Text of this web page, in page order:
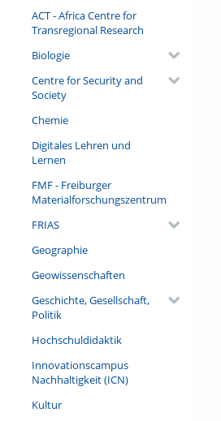
ACT - Africa Centre for
Transregional Research
Biologie
Centre for Security and
Society
Chemie
Digitales Lehren und
Lernen
FMF - Freiburger
Materialforschungszentrum
FRIAS
Geographie
Geowissenschaften
Geschichte, Gesellschaft,
Politik
Hochschuldidaktik
Innovationscampus
Nachhaltigkeit (ICN)
Kultur